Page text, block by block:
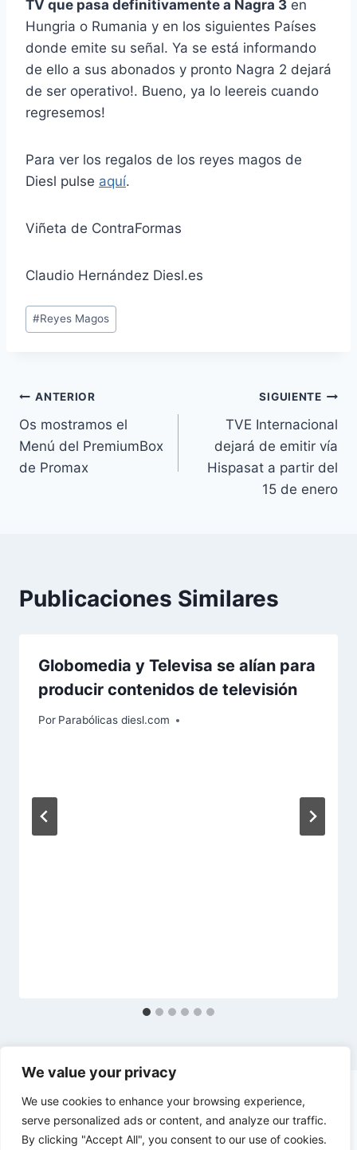
We value your privacy
We use cookies to enhance your browsing experience,
serve personalized ads or content, and analyze our traffic.
By clicking "Accept All", you consent to our use of cookies.
TV que pasa definitivamente a Nagra 3 en
Hungria o Rumania y en los siguientes Países
donde emite su señal. Ya se está informando
de ello a sus abonados y pronto Nagra 2 dejará
de ser operativo!. Bueno, ya lo leereis cuando
regresemos!
Para ver los regalos de los reyes magos de
Diesl pulse aquí.
Viñeta de ContraFormas
Claudio Hernández Diesl.es
Etiquetas
de
#Reyes Magos
Navegación
de
entradas
ANTERIOR
Os mostramos el
Menú del PremiumBox
de Promax
SIGUIENTE
TVE Internacional
dejará de emitir vía
Hispasat a partir del
15 de enero
Publicaciones Similares
Globomedia y Televisa se alían para
producir contenidos de televisión
Por Parabólicas diesl.com
© 2026 diesl.com - Tema para WordPress por